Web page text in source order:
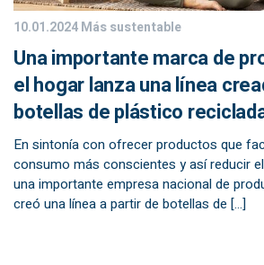
10.01.2024Más sustentable
Una importante marca de
el hogar lanza una línea
botellas de plástico
En sintonía con ofrecer productos que
consumo más conscientes y así reducir
una importante empresa nacional de
creó una línea a partir de botellas de […]